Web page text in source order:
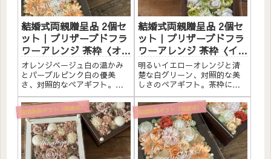
結婚式両親贈呈品 2個セ
ット｜プリザーブドフラ
ワーアレンジ 茶枠〈オレ
ンジベージュ白＆パープ
ルピンク白〉文字入れ
オレンジベージュ白の温かみ
とパープルピンク白の優美
さ、対照的なペアギフト。茶
枠にプリザーブドフラワーと
造花をたっぷりアレンジしま
した。アクリルプレートへの
メッセージ入れ無料。自立す
るので壁かけでも置き型でも
飾れます。こんな方へ結婚式
の両親贈...
結婚式両親贈呈品 2個セ
ット｜プリザーブドフラ
ワーアレンジ 茶枠〈イエ
ローオレンジ＆白グリー
ン〉文字入れ
明るいイエローオレンジと清
楚な白グリーン、対照的な美
しさのペアギフト。茶枠にプ
リザーブドフラワーと造花を
たっぷりアレンジしました。
アクリルプレートへのメッセ
ージ入れ無料。自立するので
壁かけでも置き型でも飾れま
す。こんな方へ結婚式の両親
贈呈品...
両親贈呈ギフト（結婚式） 両親贈呈ギフト（結婚式）